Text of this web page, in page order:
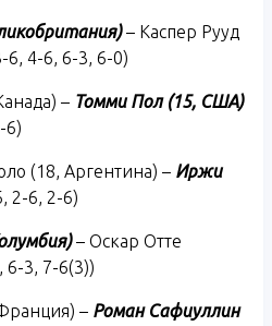
– Каспер Рууд
6, 4-6, 6-3, 6-0)
– Томми Пол (15, США)
6)
(18, Аргентина) – Иржи
2-6, 2-6)
– Оскар Отте
6-3, 7-6(3))
– Роман Сафиуллин